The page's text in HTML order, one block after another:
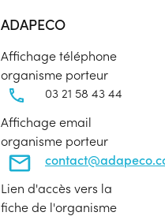
ADAPECO
Affichage téléphone
organisme porteur
03 21 58 43 44
Affichage email
organisme porteur
Lien d'accès vers la
fiche de l'organisme